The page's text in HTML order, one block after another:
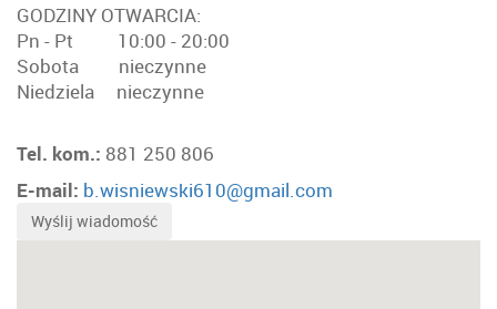
GODZINY OTWARCIA:
Pn - Pt 10:00 - 20:00
Sobota nieczynne
Niedziela nieczynne
Tel. kom.: 881 250 806
E-mail: b.wisniewski610@gmail.com
Wyślij wiadomość